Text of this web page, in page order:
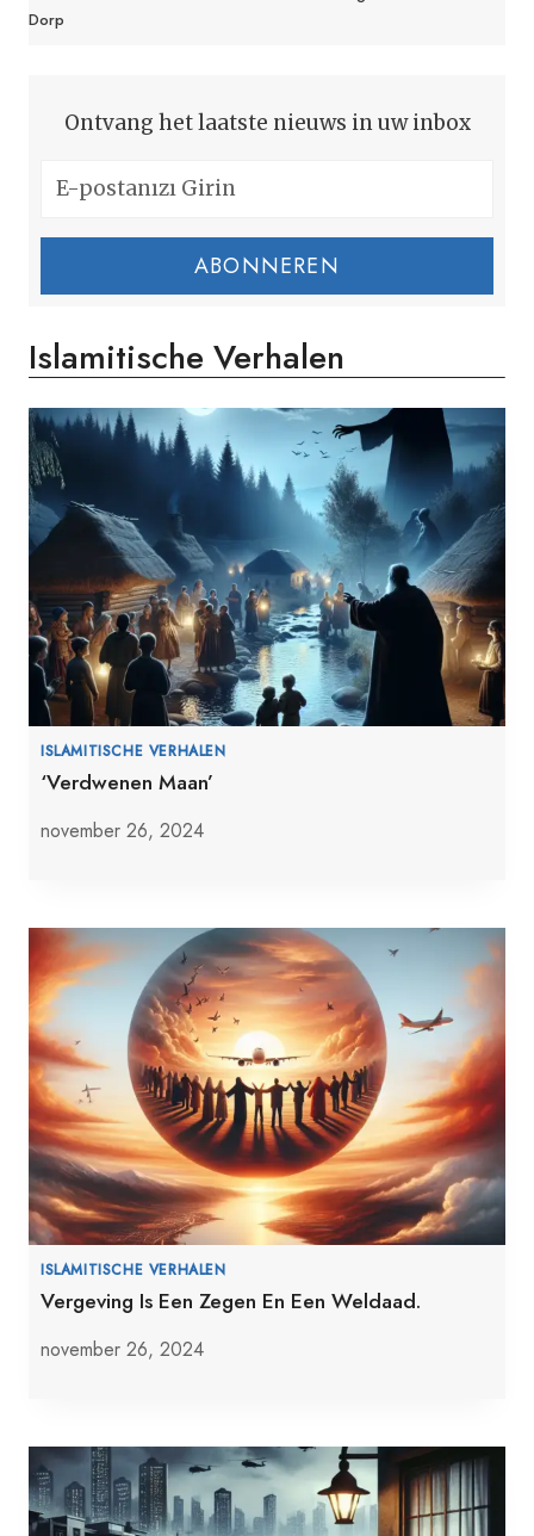
Dorp
Ontvang het laatste nieuws in uw inbox
ABONNEREN
Islamitische Verhalen
ISLAMITISCHE VERHALEN
‘Verdwenen Maan’
november 26, 2024
ISLAMITISCHE VERHALEN
Vergeving Is Een Zegen En Een Weldaad.
november 26, 2024